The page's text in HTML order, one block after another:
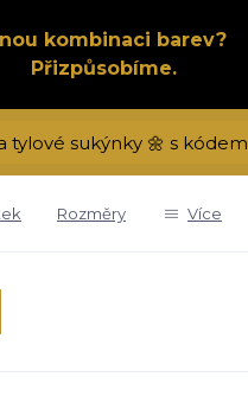
kombinaci barev?
Přizpůsobíme.
sukýnky 🌼 s kódem
Rozměry Více